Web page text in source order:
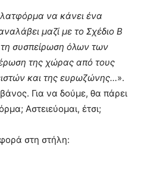
να κάνει ένα
μαζί με το Σχέδιο Β
τη συσπείρωση όλων των
της χώρας από τους
και της ευρωζώνης…».
Για να δούμε, θα πάρει
Αστειεύομαι, έτσι;
στη στήλη: